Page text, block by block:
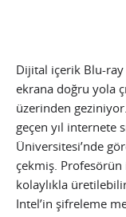
Dijital içerik Blu-ray
ekrana doğru yola
üzerinden
geçen yıl internete
Üniversitesi’nde
çekmiş. Profesörün
kolaylıkla
Intel’in şifreleme